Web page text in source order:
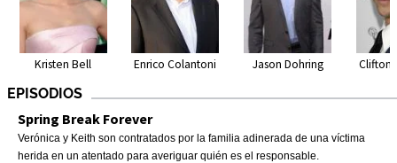
Kristen Bell Enrico Colantoni Jason Dohring Clifton
EPISODIOS
Spring Break Forever
Verónica y Keith son contratados por la familia adinerada de una víctima
herida en un atentado para averiguar quién es el responsable.